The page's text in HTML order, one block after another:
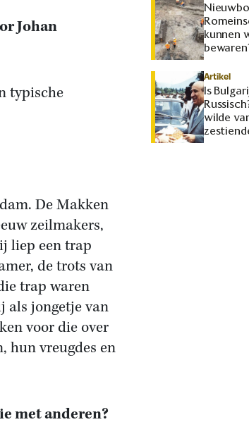
Johan
typische
De Makken
zeilmakers,
liep een trap
de trots van
trap waren
als jongetje van
voor die over
hun vreugdes en
met anderen?
kunnen
Artikel
Is
wilde
maken